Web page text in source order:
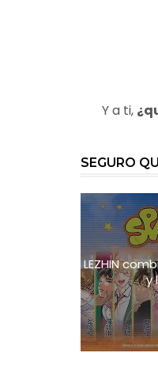
Y a ti,
SEGURO
LEZHIN
y